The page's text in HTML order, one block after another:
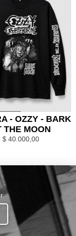
1
- OZZY - BARK
THE MOON
$40.000,00